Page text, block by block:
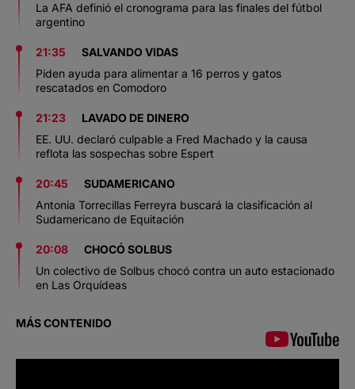
La AFA definió el cronograma para las finales del fútbol
argentino
21:35
SALVANDO VIDAS
Piden ayuda para alimentar a 16 perros y gatos
rescatados en Comodoro
21:23
LAVADO DE DINERO
EE. UU. declaró culpable a Fred Machado y la causa
reflota las sospechas sobre Espert
20:45
SUDAMERICANO
Antonia Torrecillas Ferreyra buscará la clasificación al
Sudamericano de Equitación
20:08
CHOCÓ SOLBUS
Un colectivo de Solbus chocó contra un auto estacionado
en Las Orquídeas
MÁS CONTENIDO